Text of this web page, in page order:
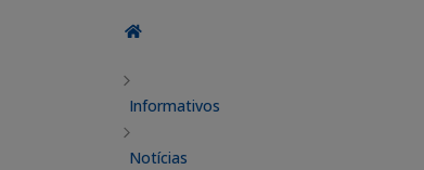
Informativos
Notícias